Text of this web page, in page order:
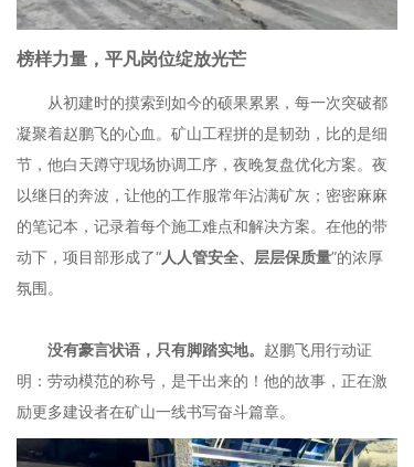
榜样力量，平凡岗位绽放光芒
从初建时的摸索到如今的硕果累累，每一次突破都
凝聚着赵鹏飞的心血。矿山工程拼的是韧劲，比的是细
节，他白天蹲守现场协调工序，夜晚复盘优化方案。夜
以继日的奔波，让他的工作服常年沾满矿灰；密密麻麻
的笔记本，记录着每个施工难点和解决方案。在他的带
动下，项目部形成了“人人管安全、层层保质量”的浓厚
氛围。
没有豪言状语，只有脚踏实地。 赵鹏飞用行动证
明：劳动模范的称号，是干出来的！他的故事，正在激
励更多建设者在矿山一线书写奋斗篇章。